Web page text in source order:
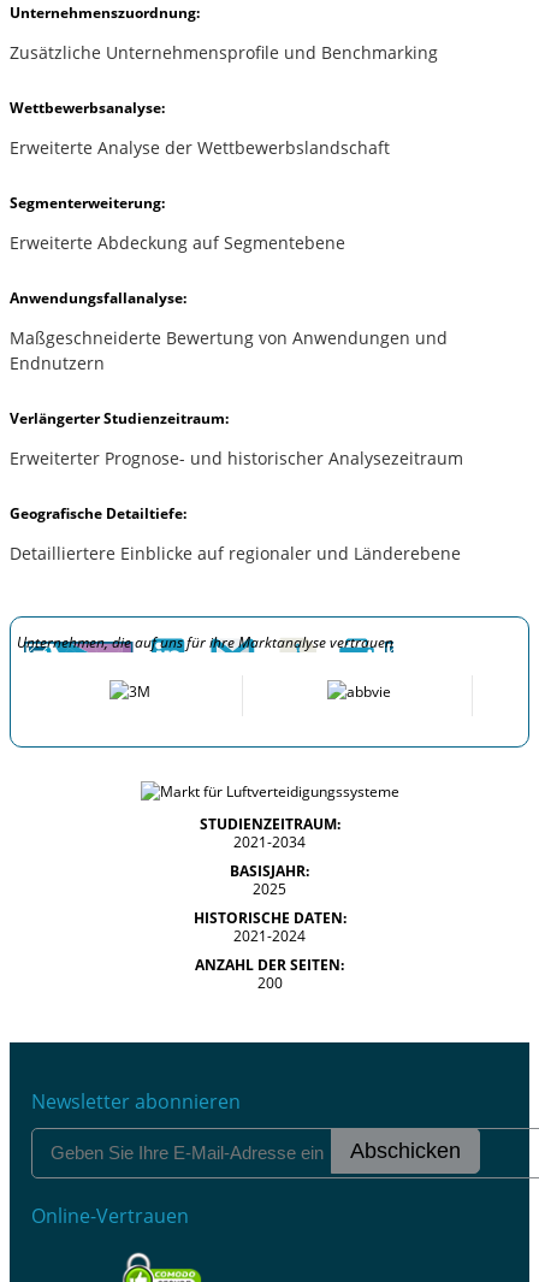
Unternehmenszuordnung:
Zusätzliche Unternehmensprofile und Benchmarking
Wettbewerbsanalyse:
Erweiterte Analyse der Wettbewerbslandschaft
Segmenterweiterung:
Erweiterte Abdeckung auf Segmentebene
Anwendungsfallanalyse:
Maßgeschneiderte Bewertung von Anwendungen und
Endnutzern
Verlängerter Studienzeitraum:
Erweiterter Prognose- und historischer Analysezeitraum
Geografische Detailtiefe:
Detailliertere Einblicke auf regionaler und Länderebene
Unternehmen, die auf uns für ihre Marktanalyse vertrauen
STUDIENZEITRAUM:
2021-2034
BASISJAHR:
2025
HISTORISCHE DATEN:
2021-2024
ANZAHL DER SEITEN:
200
Newsletter abonnieren
Abschicken
Online-Vertrauen